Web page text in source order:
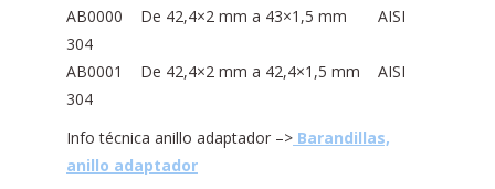
AB0000 De 42,4×2 mm a 43×1,5 mm AISI
304
AB0001 De 42,4×2 mm a 42,4×1,5 mm AISI
304
Info técnica anillo adaptador –> Barandillas,
anillo adaptador